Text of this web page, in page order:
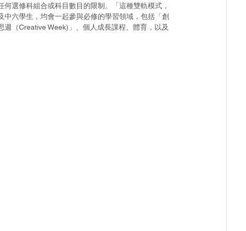
選修科組合或科目數目的限制。「這種雙軌模式，
六學生，均會一起參與必修的學習領域，包括「創
（Creative Week)」、個人成長課程、體育，以及